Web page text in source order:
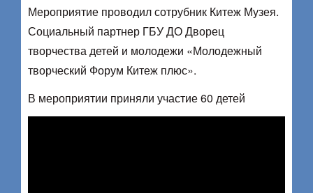
Мероприятие проводил сотрубник Китеж Музея.
Социальный партнер ГБУ ДО Дворец
творчества детей и молодежи «Молодежный
творческий Форум Китеж плюс».
В мероприятии приняли участие 60 детей